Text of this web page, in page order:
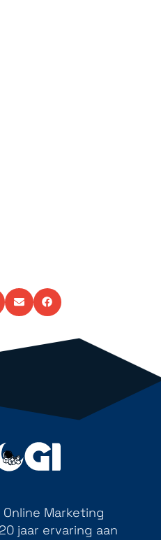
Marketing
jaar ervaring aan